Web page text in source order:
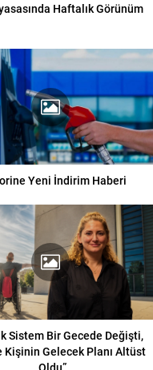
Haftalık Görünüm
Yeni İndirim Haberi
Sistem Bir Gecede Değişti,
Kişinin Gelecek Planı Altüst